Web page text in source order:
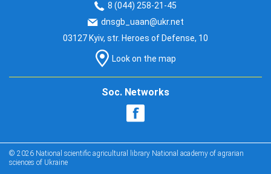
8 (044) 258-21-45
dnsgb_uaan@ukr.net
03127 Kyiv, str. Heroes of Defense, 10
Look on the map
Soc. Networks
© 2026 National scientific agricultural library National academy of agrarian
sciences of Ukraine